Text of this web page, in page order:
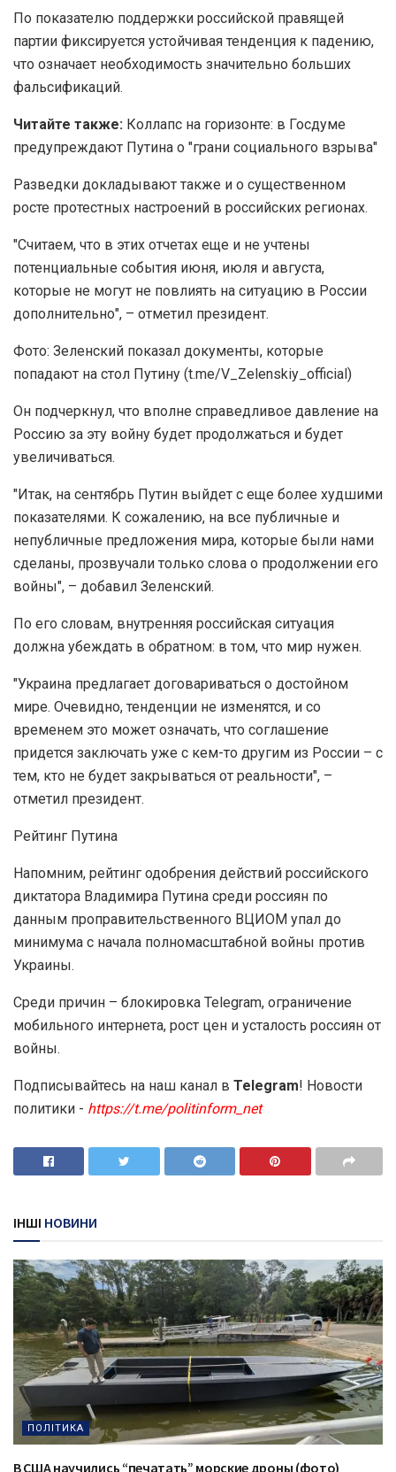
По показателю поддержки российской правящей
партии фиксируется устойчивая тенденция к падению,
что означает необходимость значительно больших
фальсификаций.
Читайте также: Коллапс на горизонте: в Госдуме
предупреждают Путина о "грани социального взрыва"
Разведки докладывают также и о существенном
росте протестных настроений в российских регионах.
"Считаем, что в этих отчетах еще и не учтены
потенциальные события июня, июля и августа,
которые не могут не повлиять на ситуацию в России
дополнительно", – отметил президент.
Фото: Зеленский показал документы, которые
попадают на стол Путину (t.me/V_Zelenskiy_official)
Он подчеркнул, что вполне справедливое давление на
Россию за эту войну будет продолжаться и будет
увеличиваться.
"Итак, на сентябрь Путин выйдет с еще более худшими
показателями. К сожалению, на все публичные и
непубличные предложения мира, которые были нами
сделаны, прозвучали только слова о продолжении его
войны", – добавил Зеленский.
По его словам, внутренняя российская ситуация
должна убеждать в обратном: в том, что мир нужен.
"Украина предлагает договариваться о достойном
мире. Очевидно, тенденции не изменятся, и со
временем это может означать, что соглашение
придется заключать уже с кем-то другим из России – с
тем, кто не будет закрываться от реальности", –
отметил президент.
Рейтинг Путина
Напомним, рейтинг одобрения действий российского
диктатора Владимира Путина среди россиян по
данным проправительственного ВЦИОМ упал до
минимума с начала полномасштабной войны против
Украины.
Среди причин – блокировка Telegram, ограничение
мобильного интернета, рост цен и усталость россиян от
войны.
Подписывайтесь на наш канал в Telegram! Новости
политики - https://t.me/politinform_net
ІНШІ НОВИНИ
ПОЛІТИКА
В США научились “печатать” морские дроны (фото)